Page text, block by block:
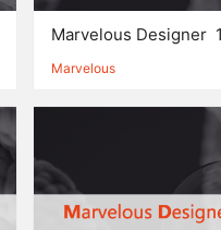
Marvelous Designer
Marvelous